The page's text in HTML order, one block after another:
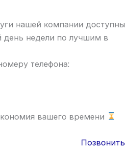
нашей компании доступны
день недели по лучшим в
телефона:
вашего времени
Позвонить